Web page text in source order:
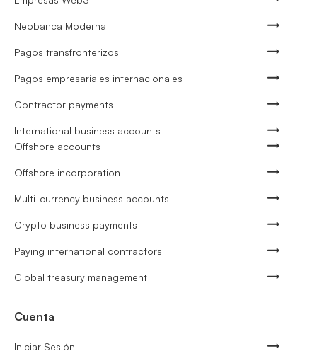
Neobanca Moderna
Pagos transfronterizos
Pagos empresariales internacionales
Contractor payments
International business accounts
Offshore accounts
Offshore incorporation
Multi-currency business accounts
Crypto business payments
Paying international contractors
Global treasury management
Cuenta
Iniciar Sesión